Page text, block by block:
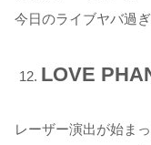
今日のライブヤバ過
LOVE
レーザー演出が始ま